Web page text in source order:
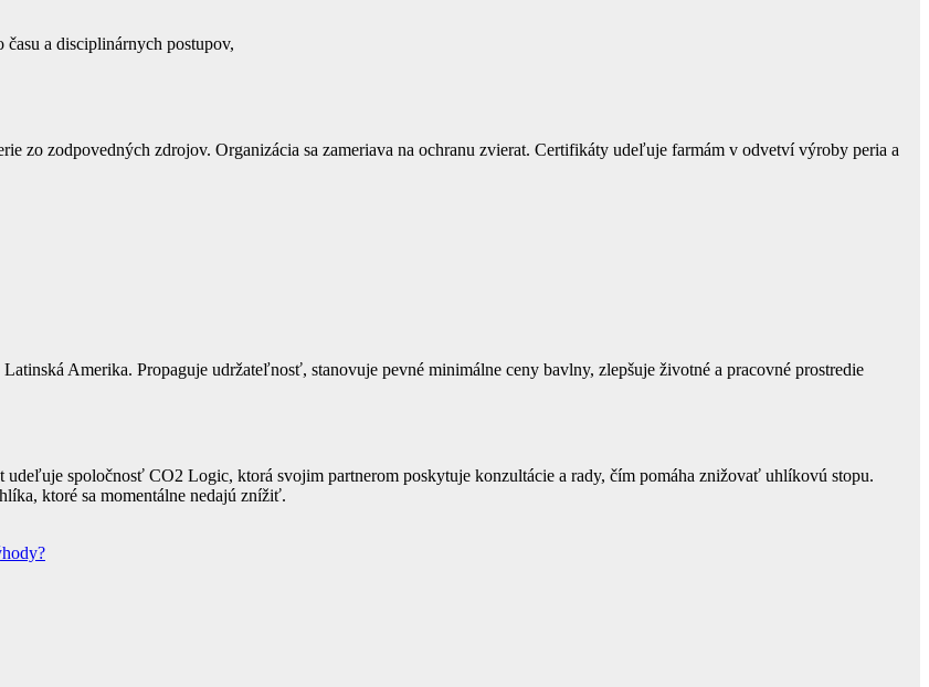
a disciplinárnych postupov,
zo zodpovedných zdrojov. Organizácia sa zameriava na ochranu zvierat. Certifikáty udeľuje farmám v odvetví výroby peria a
Amerika. Propaguje udržateľnosť, stanovuje pevné minimálne ceny bavlny, zlepšuje životné a pracovné prostredie
spoločnosť CO2 Logic, ktorá svojim partnerom poskytuje konzultácie a rady, čím pomáha znižovať uhlíkovú stopu.
ktoré sa momentálne nedajú znížiť.